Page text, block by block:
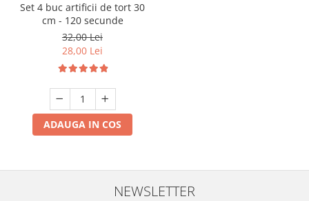
Set 4 buc artificii de tort 30
cm - 120 secunde
32,00 Lei
28,00 Lei
ADAUGA IN COS
NEWSLETTER